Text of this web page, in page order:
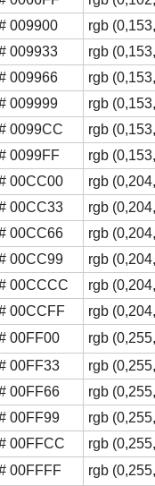
009900
rgb
009933
rgb
009966
rgb
009999
rgb
0099CC
rgb
0099FF
rgb
00CC00
rgb
00CC33
rgb
00CC66
rgb
00CC99
rgb
00CCCC
rgb
00CCFF
rgb
00FF00
rgb
00FF33
rgb
00FF66
rgb
00FF99
rgb
00FFCC
rgb
00FFFF
rgb